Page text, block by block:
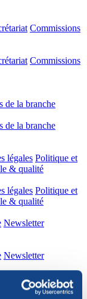
Commissions
Commissions
de la branche
de la branche
légales Politique et
& qualité
légales Politique et
& qualité
Newsletter
Newsletter